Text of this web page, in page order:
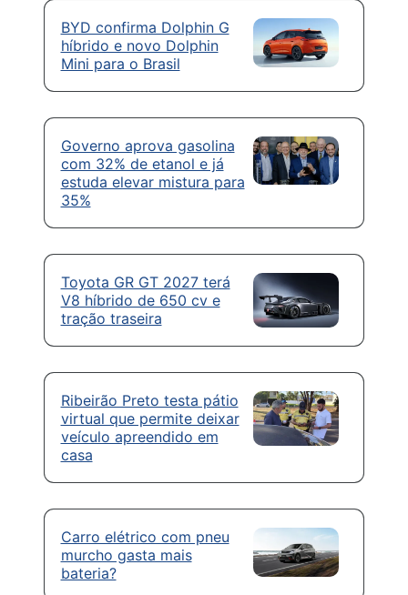
BYD confirma Dolphin G
híbrido e novo Dolphin
Mini para o Brasil
Governo aprova gasolina
com 32% de etanol e já
estuda elevar mistura para
35%
Toyota GR GT 2027 terá
V8 híbrido de 650 cv e
tração traseira
Ribeirão Preto testa pátio
virtual que permite deixar
veículo apreendido em
casa
Carro elétrico com pneu
murcho gasta mais
bateria?